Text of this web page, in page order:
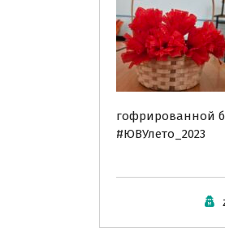
гофрированной
#ЮВУлето_2023